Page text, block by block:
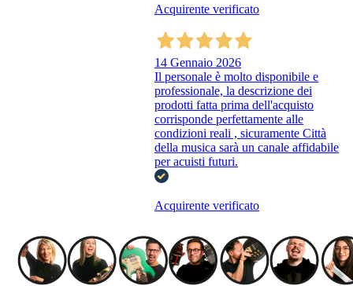
Acquirente verificato
14 Gennaio 2026
Il personale è molto disponibile e
professionale, la descrizione dei
prodotti fatta prima dell'acquisto
corrisponde perfettamente alle
condizioni reali , sicuramente Città
della musica sarà un canale affidabile
per acuisti futuri.
Acquirente verificato